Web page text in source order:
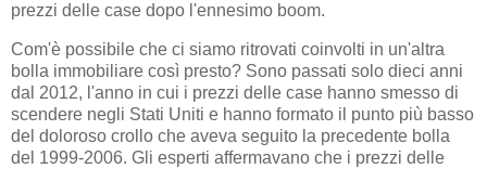
prezzi delle case dopo l'ennesimo boom.
Com'è possibile che ci siamo ritrovati coinvolti in un'altra
bolla immobiliare così presto? Sono passati solo dieci anni
dal 2012, l'anno in cui i prezzi delle case hanno smesso di
scendere negli Stati Uniti e hanno formato il punto più basso
del doloroso crollo che aveva seguito la precedente bolla
del 1999-2006. Gli esperti affermavano che i prezzi delle